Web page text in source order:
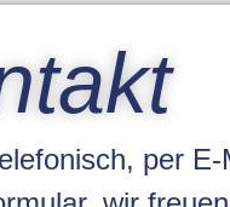
per